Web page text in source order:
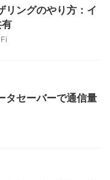
リングのやり方：イ
タセーバーで通信量